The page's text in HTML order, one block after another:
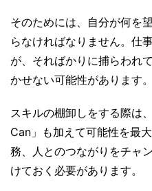
そのためには、自分が何を
らなければなりません。仕
が、そればかりに捕らわれ
かせない可能性があります。
スキルの棚卸しをする際は
Can」も加えて可能性を最
務、人とのつながりをチャ
けておく必要があります。